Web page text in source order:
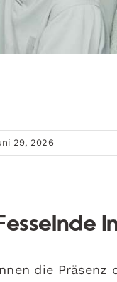
29, 2026
die